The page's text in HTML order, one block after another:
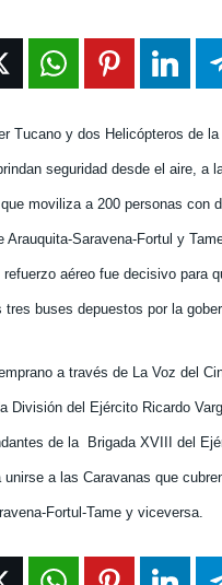
EN VIVO
INSTITUCIONAL
EN VIVO
INSTITUCIONAL
Tucano y dos Helicópteros de la
seguridad desde el aire, a
moviliza a 200 personas con
Arauquita-Saravena-Fortul y
aéreo fue decisivo para
tres buses depuestos por la
a través de La Voz del
División del Ejército Ricardo
de la Brigada XVIII del
unirse a las Caravanas que
Fortul-Tame y viceversa.